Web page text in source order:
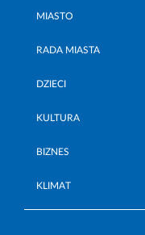
MIASTO
RADA MIASTA
DZIECI
KULTURA
BIZNES
KLIMAT